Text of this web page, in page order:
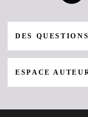
DES
ESPACE